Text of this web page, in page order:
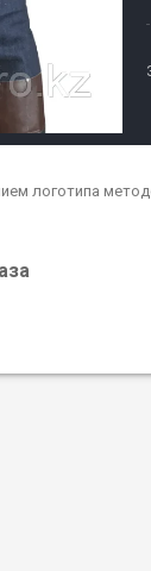
логотипа